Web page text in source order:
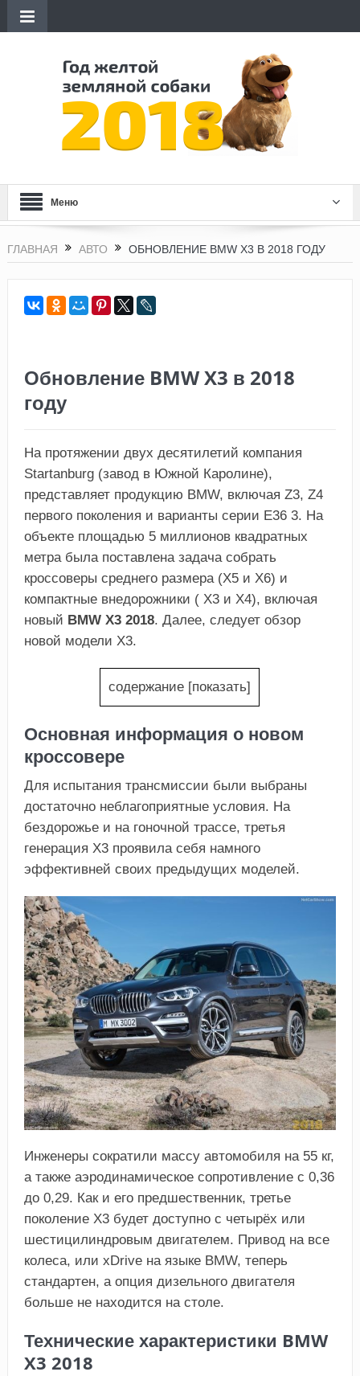
Меню
ГЛАВНАЯ АВТО ОБНОВЛЕНИЕ BMW X3 В 2018 ГОДУ
Обновление BMW X3 в 2018
году
На протяжении двух десятилетий компания
Startanburg (завод в Южной Каролине),
представляет продукцию BMW, включая Z3, Z4
первого поколения и варианты серии Е36 3. На
объекте площадью 5 миллионов квадратных
метра была поставлена задача собрать
кроссоверы среднего размера (Х5 и Х6) и
компактные внедорожники ( Х3 и Х4), включая
новый BMW X3 2018. Далее, следует обзор
новой модели Х3.
содержание [показать]
Основная информация о новом
кроссовере
Для испытания трансмиссии были выбраны
достаточно неблагоприятные условия. На
бездорожье и на гоночной трассе, третья
генерация Х3 проявила себя намного
эффективней своих предыдущих моделей.
Инженеры сократили массу автомобиля на 55 кг,
а также аэродинамическое сопротивление с 0,36
до 0,29. Как и его предшественник, третье
поколение Х3 будет доступно с четырёх или
шестицилиндровым двигателем. Привод на все
колеса, или xDrive на языке BMW, теперь
стандартен, а опция дизельного двигателя
больше не находится на столе.
Технические характеристики BMW
X3 2018